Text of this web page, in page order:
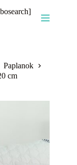
Paplanok
cm